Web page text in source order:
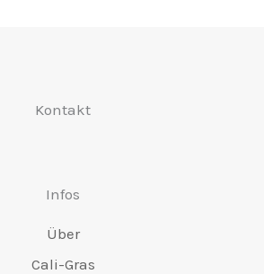
Kontakt
Infos
Über
Cali-Gras